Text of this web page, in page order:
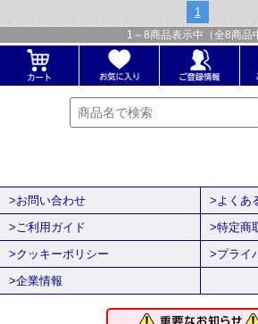
1
1 ～ 8商品表示中（全8商品
>お問い合わせ
>よくあ
>ご利用ガイド
>特定商
>クッキーポリシー
>プライ
>企業情報